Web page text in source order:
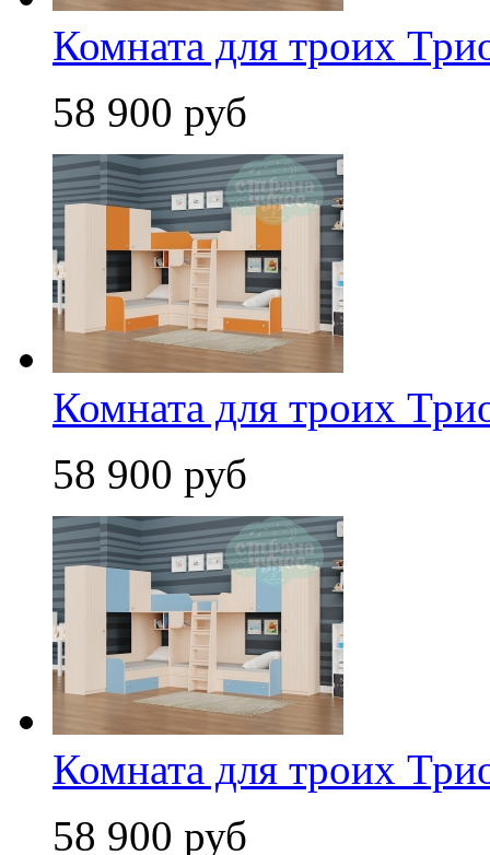
Комната для троих
58 900 руб
Комната для троих
58 900 руб
Комната для троих
58 900 руб